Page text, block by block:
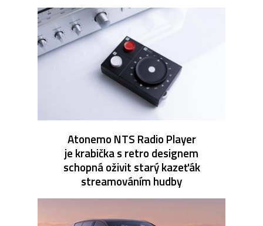
Atonemo NTS Radio Player
je krabička s retro designem
schopná oživit starý kazeťák
streamováním hudby